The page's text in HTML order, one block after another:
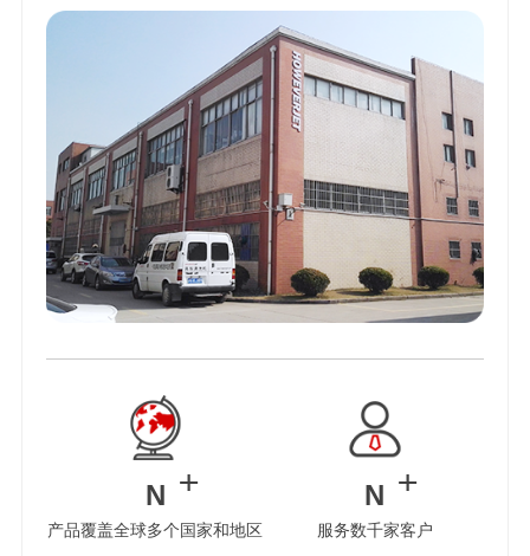
高压清洗机、高压热水清洗机、高压清洗机器人、试
压泵组、高压细水雾设备、管道疏通设备、高压水泵
应用定制化产品有：中央清洗系统、网带自动清洗系
统、罐体清洗装置、垃圾桶自动清洗设备、混凝土搅
拌机清洗系统、IBC吨桶清洗机等。
系列化成套产品的最大流量可达1280 L/min、最高工
作压力可达2800Bar，可选配电机、柴油机或汽油机驱
动、液压马达；安装形式可选择固定式或移动式；可
根据客户需求订制高压水清洗设备。
N
产品覆盖全球多个国家和地区
N
服务数千家客户